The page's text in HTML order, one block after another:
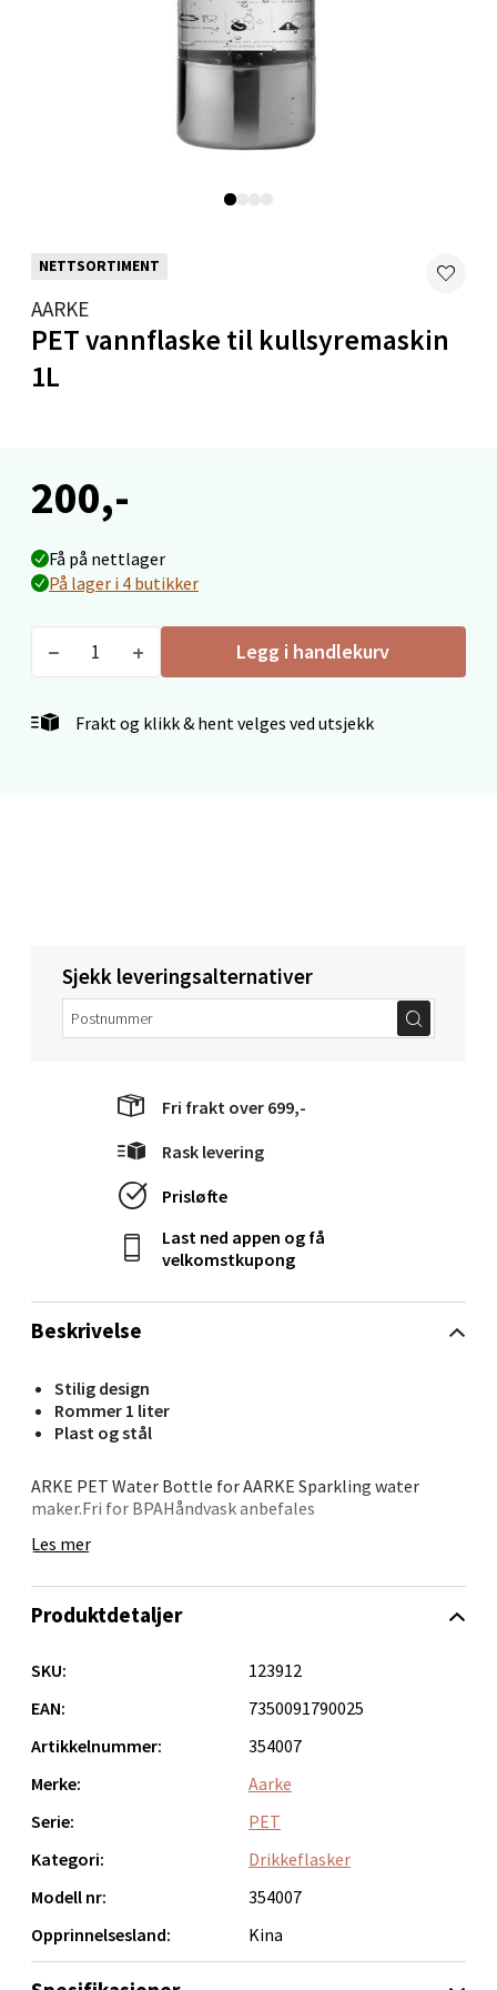
NETTSORTIMENT
AARKE
PET vannflaske til kullsyremaskin
1L
200,-
Få på nettlager
På lager i 4 butikker
Legg i handlekurv
Frakt og klikk & hent velges ved utsjekk
Beskrivelse
Stilig design
Rommer 1 liter
Plast og stål
ARKE PET Water Bottle for AARKE Sparkling water
maker.Fri for BPAHåndvask anbefales
Les mer
Sjekk leveringsalternativer
Fri frakt over 699,-
Rask levering
Prisløfte
Last ned appen og få
velkomstkupong
Produktdetaljer
SKU:
123912
EAN:
7350091790025
Artikkelnummer:
354007
Merke:
Aarke
Serie:
PET
Kategori:
Drikkeflasker
Modell nr:
354007
Opprinnelsesland:
Kina
Oslo - Bogstadveien
Bogstadveien 36, 0366 Oslo
Åpent i dag 10-19
Oslo - Byporten
Oslo - Thon Senter Storo
Vitaminveien 7 - 9, 0485 Oslo
0 i butikk
Åpent i dag 10-21
0 i butikk
Oslo - Bryn Senter
Østensjøveien 79, 0667 Oslo
Åpent i dag 10-21
0 i butikk
Sandefjord - Hvaltorvet
Åpent i dag 10-20
0 i butikk
Oslo - Tveita Senter
Åpent i dag 10-21
0 i butikk